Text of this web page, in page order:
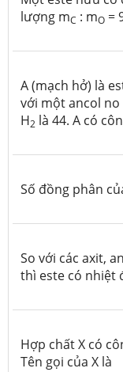
lượng mC : mO =
A (mạch hở) là
với một ancol no
H2 là 44. A có
Số đồng phân
So với các axit,
thì este có nhiệt
Hợp chất X có
Tên gọi của X là